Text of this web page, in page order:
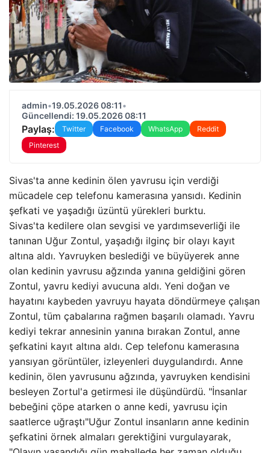
admin•19.05.2026 08:11•
Güncellendi: 19.05.2026 08:11
Paylaş: Twitter Facebook WhatsApp
Reddit
Pinterest
Sivas'ta anne kedinin ölen yavrusu için verdiği
mücadele cep telefonu kamerasına yansıdı. Kedinin
şefkati ve yaşadığı üzüntü yürekleri burktu.
Sivas'ta kedilere olan sevgisi ve yardımseverliği ile
tanınan Uğur Zontul, yaşadığı ilginç bir olayı kayıt
altına aldı. Yavruyken beslediği ve büyüyerek anne
olan kedinin yavrusu ağzında yanına geldiğini gören
Zontul, yavru kediyi avucuna aldı. Yeni doğan ve
hayatını kaybeden yavruyu hayata döndürmeye çalışan
Zontul, tüm çabalarına rağmen başarılı olamadı. Yavru
kediyi tekrar annesinin yanına bırakan Zontul, anne
şefkatini kayıt altına aldı. Cep telefonu kamerasına
yansıyan görüntüler, izleyenleri duygulandırdı. Anne
kedinin, ölen yavrusunu ağzında, yavruyken kendisini
besleyen Zortul'a getirmesi ile düşündürdü. "İnsanlar
bebeğini çöpe atarken o anne kedi, yavrusu için
saatlerce uğraştı"Uğur Zontul insanların anne kedinin
şefkatini örnek almaları gerektiğini vurgulayarak,